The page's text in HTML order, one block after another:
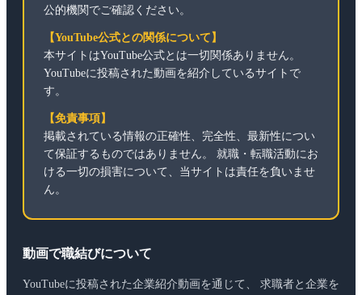
公的機関でご確認ください。
【YouTube公式との関係について】
本サイトはYouTube公式とは一切関係ありません。
YouTubeに投稿された動画を紹介しているサイトで
す。
【免責事項】
掲載されている情報の正確性、完全性、最新性につい
て保証するものではありません。 就職・転職活動にお
ける一切の損害について、当サイトは責任を負いませ
ん。
動画で職結びについて
YouTubeに投稿された企業紹介動画を通じて、 求職者と企業を